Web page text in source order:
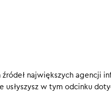
IN
in brief SHORT
źródeł największych agencji
usłyszysz w tym odcinku